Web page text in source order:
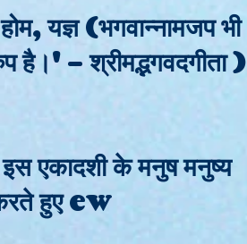
यज्ञ (भगवान्नामजप भी
है।' - श्रीमद्भगवदगीता )
इस एकादशी के मनुष मनुष्य
हुए ew